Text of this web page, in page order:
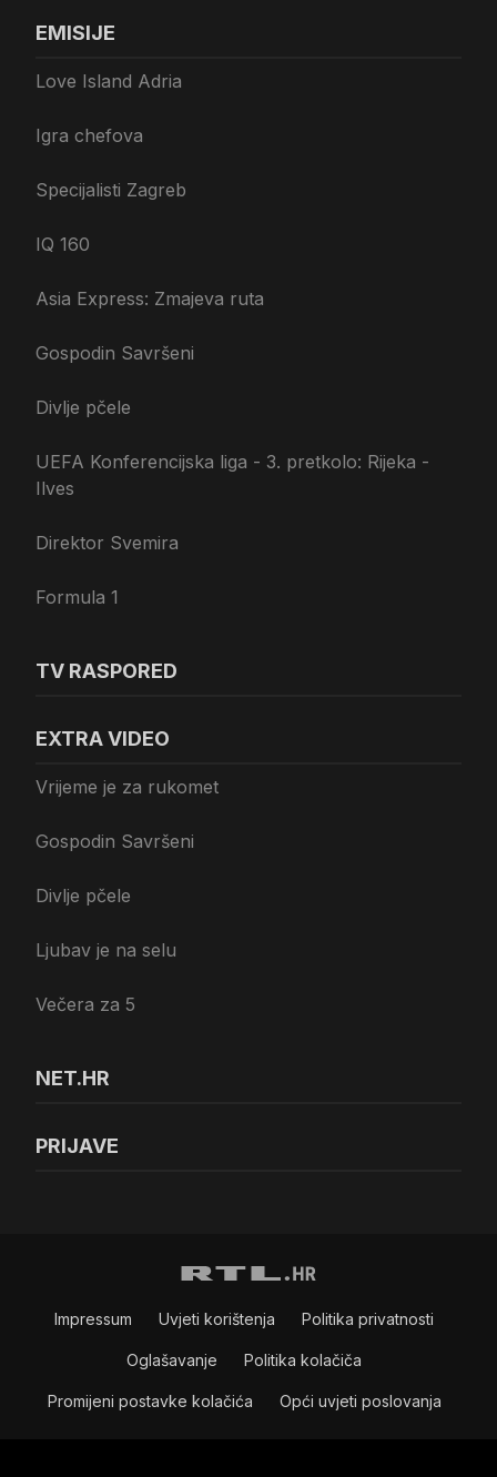
EMISIJE
Love Island Adria
Igra chefova
Specijalisti Zagreb
IQ 160
Asia Express: Zmajeva ruta
Gospodin Savršeni
Divlje pčele
UEFA Konferencijska liga - 3. pretkolo: Rijeka -
Ilves
Direktor Svemira
Formula 1
TV RASPORED
EXTRA VIDEO
Vrijeme je za rukomet
Gospodin Savršeni
Divlje pčele
Ljubav je na selu
Večera za 5
NET.HR
PRIJAVE
Impressum Uvjeti korištenja Politika privatnosti
Oglašavanje Politika kolačiča
Promijeni postavke kolačića Opći uvjeti poslovanja